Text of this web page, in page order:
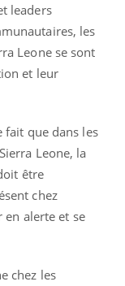
leaders
les
Leone se sont
et leur
fait que dans les
Leone, la
être
chez
en alerte et se
chez les